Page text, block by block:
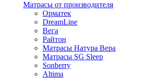
Матрасы от производителя
Орматек
DreamLine
Вега
Райтон
Матрасы Натура Вера
Матрасы SG Sleep
Sonberry
Altima